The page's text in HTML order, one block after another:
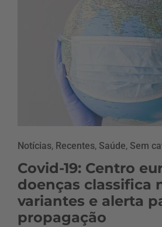
Notícias, Recentes, Saúde, Sem
Covid-19: Centro
doenças classifica
variantes e alerta
propagação